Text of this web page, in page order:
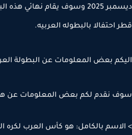
ديسمبر 2025 وسوف يقام نهائي هذه
احتفالا بالبطوله العربيه.
بعض المعلومات عن البطولة العربية
نقدم لكم بعض المعلومات عن هذه
بالكامل: هو كأس العرب لكره